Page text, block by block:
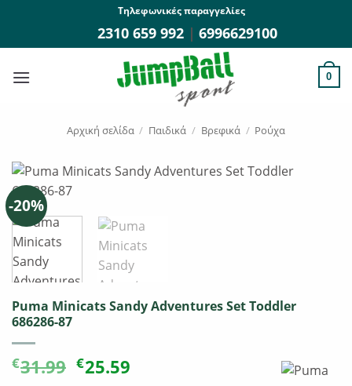
περιεχόμενο
Τηλεφωνικές παραγγελίες
2310 659 992 | 6996629100
0
Αρχική σελίδα / Παιδικά / Βρεφικά / Ρούχα
-20%
Puma Minicats Sandy Adventures Set Toddler
686286-87
€31.99 Original
€25.59Η